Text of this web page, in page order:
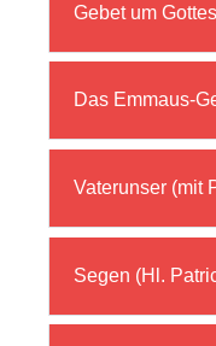
Gebet um
Das Emmaus-
Vaterunser (mit
Segen (Hl.